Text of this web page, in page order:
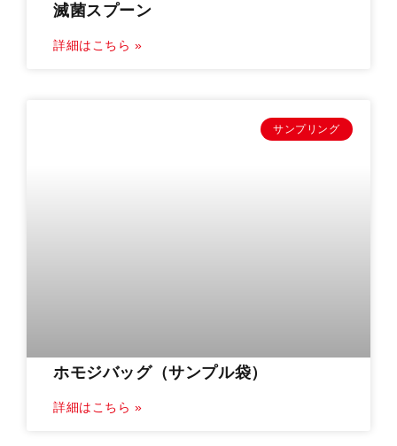
滅菌スプーン
詳細はこちら »
サンプリング
ホモジバッグ（サンプル袋）
詳細はこちら »